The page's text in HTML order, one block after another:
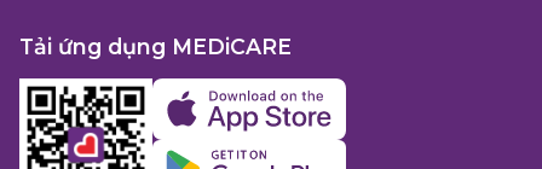
Tải ứng dụng MEDiCARE